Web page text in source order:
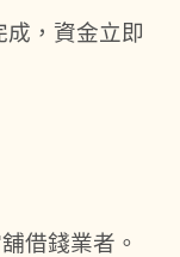
成，資金立即
借錢業者。